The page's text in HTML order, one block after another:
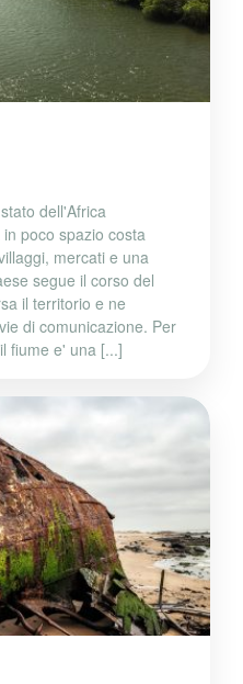
dell'Africa
poco spazio costa
mercati e una
segue il corso del
il territorio e ne
di comunicazione. Per
fiume e' una [...]